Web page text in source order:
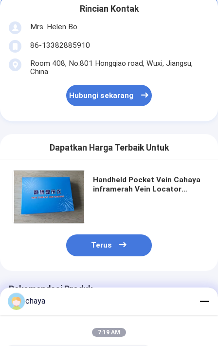
Micro Derma Pen
Mesin Wajah Frekuensi Radio
Kamera Fundus Digital
Digital elektronik Colposcope
multi-parameter monitor pasien
Oxygen Concentrator Humidifier
Video dermatoscope
Infusion Pump medis
Vena Locator perangkat
Aspirasi Vacuum Manual
Rincian Kontak
Mrs. Helen Bo
86-13382885910
Room 408, No.801 Hongqiao road, Wuxi, Jiangsu,
China
Hubungi sekarang
Dapatkan Harga Terbaik Untuk
Handheld Pocket Vein Cahaya
inframerah Vein Locator
Terus
Rekomendasi Produk
chaya
7:19 AM